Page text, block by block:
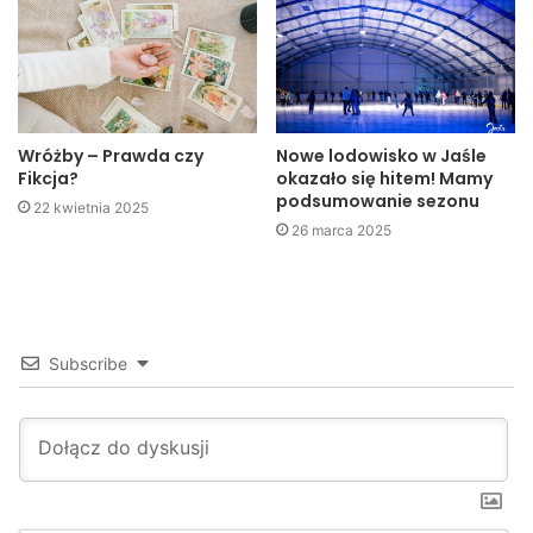
Kapituła oceniała burmistrzów na podstawie ilości
przeprowadzonych inwestycji, wielkości środków
finansowych pozyskanych z Unii Europejskiej i z budżetu
państwa, ilości wniosków i podpisanych kontraktów na
Wróżby – Prawda czy
Fikcja?
22 kwietnia 2025
Nowe lodowisko w Jaśle
okazało się hitem! Mamy
podsumowanie sezonu
26 marca 2025
Subscribe